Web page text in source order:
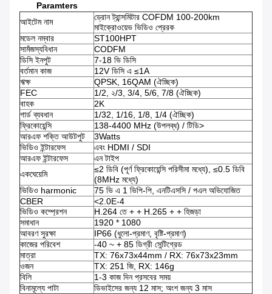
Paramters
আইটেম নাম
ড্রোন ট্রান্সমিটার COFDM 100-200km
মাইক্রোওয়েভ ভিডিও প্রেরক
মডেল নম্বার
ST100HPT
সামঁজস্যবিধান
CODFM
ডিসি ইনপুট
7-18 ভি ডিসি
বর্তমান কাজ
12V ডিসি এ ≤1A
ঋক্ষ
QPSK, 16QAM (ঐচ্ছিক)
FEC
1/2, ২/3, 3/4, 5/6, 7/8 (ঐচ্ছিক)
বাহক
2K
গার্ড ব্যবধান
1/32, 1/16, 1/8, 1/4 (ঐচ্ছিক)
ফ্রিকোয়েন্সি
138-4400 MHz (উপলব্ধ) / টিডি>
আরএফ শক্তি আউটপুট
3Watts
ভিডিও ইন্টারফেস
এবং HDMI / SDI
আরএফ ইন্টারফেস
এন টাইপ
একঘেয়েমি
≤2 ডিবি (পূর্ণ ফ্রিকোয়েন্সি পরিসীমা মধ্যে), ≤0.5 ডিবি
(8MHz মধ্যে)
ভিডিও harmonic
75 ভি এ 1 ভিপি-পি, এনটিএসসি / পএল অভিযোজিত
CBER
<2.0E-4
ভিডিও কম্প্রেশন
H.264 তে + + H.265 + + হিজড়া
সমাধান
1920 * 1080
আবরণ সুরক্ষা
IP66 (ধুলো-প্রমাণ, বৃষ্টি-প্রমাণ)
কাজের পরিবেশ
-40 ~ + 85 ডিগ্রী সেন্টিগ্রেড
মাত্রা
TX: 76x73x44mm / RX: 76x73x23mm
ওজন
TX: 251 জি, RX: 146g
বিলি
1-3 কাজ দিন প্রসবের সময়
বিনামূল্যে পাটা
ডিভাইসের জন্য 12 মাস; অংশ জন্য 3 মাস